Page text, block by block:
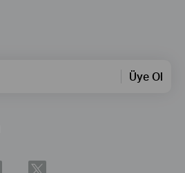
Üye Ol